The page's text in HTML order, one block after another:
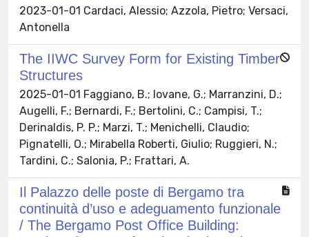
2023-01-01 Cardaci, Alessio; Azzola, Pietro; Versaci,
Antonella
The IIWC Survey Form for Existing Timber
Structures
2025-01-01 Faggiano, B.; Iovane, G.; Marranzini, D.;
Augelli, F.; Bernardi, F.; Bertolini, C.; Campisi, T.;
Derinaldis, P. P.; Marzi, T.; Menichelli, Claudio;
Pignatelli, O.; Mirabella Roberti, Giulio; Ruggieri, N.;
Tardini, C.; Salonia, P.; Frattari, A.
Il Palazzo delle poste di Bergamo tra
continuità d’uso e adeguamento funzionale
/ The Bergamo Post Office Building: